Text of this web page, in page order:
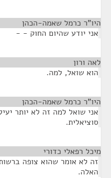
היו"ר כרמל שאמה-הכהן
אני יודע שהיום החוק - -
לאה ורון
הוא שואל, למה.
היו"ר כרמל שאמה-הכהן
אני שואל למה זה לא יותר
סוציאלית.
מיכל רפאלי כדורי
זה לא אומר שהוא צופה
האלה.